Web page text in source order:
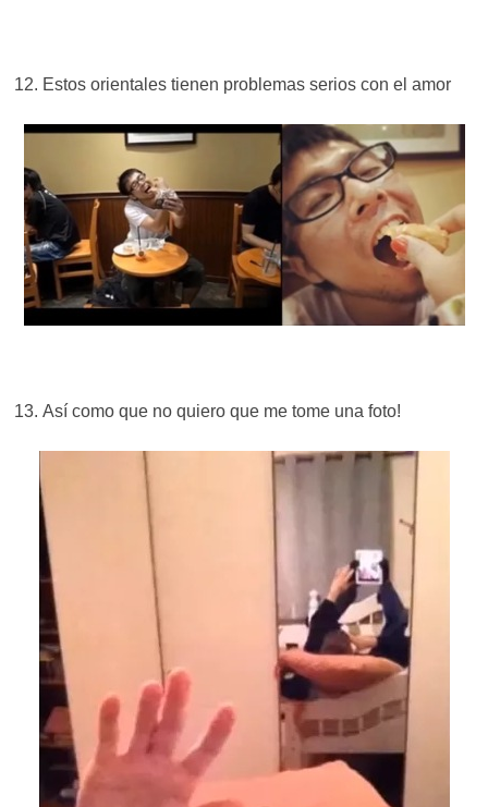
Estos orientales tienen problemas serios con el amor
Así como que no quiero que me tome una foto!